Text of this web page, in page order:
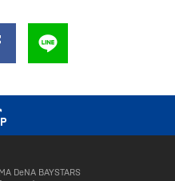
DeNA BAYSTARS